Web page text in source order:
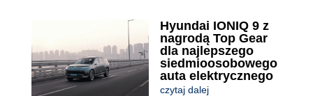
Hyundai IONIQ 9 z
nagrodą Top Gear
dla najlepszego
siedmioosobowego
auta elektrycznego
czytaj dalej